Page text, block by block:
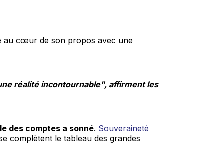
au cœur de son propos avec une
réalité incontournable", affirment les
des comptes a sonné. Souveraineté
complètent le tableau des grandes